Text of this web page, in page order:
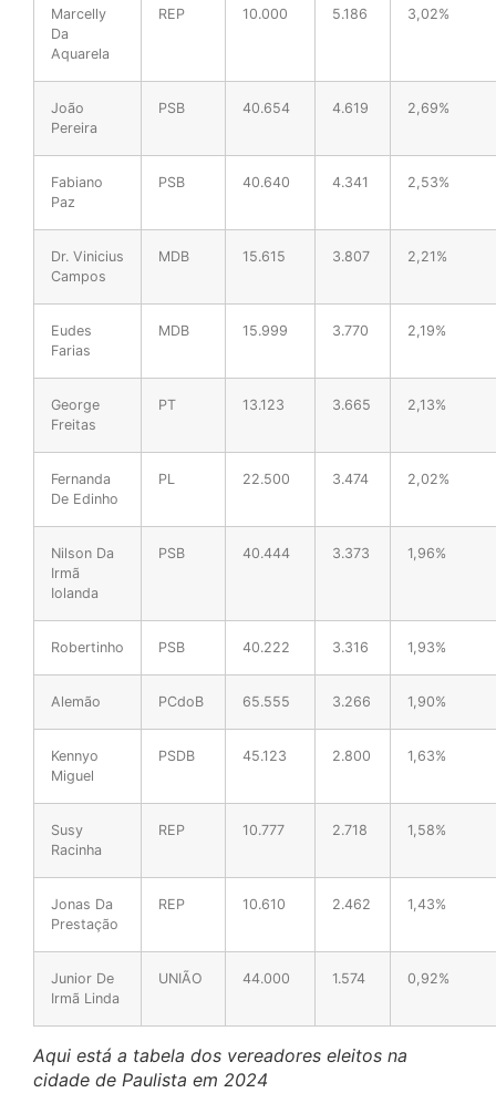
Marcelly
Da
Aquarela
REP 10.000 5.186 3,02%
João
Pereira
PSB 40.654 4.619 2,69%
Fabiano
Paz
PSB 40.640 4.341 2,53%
Dr. Vinicius
Campos
MDB 15.615 3.807 2,21%
Eudes
Farias
MDB 15.999 3.770 2,19%
George
Freitas
PT 13.123 3.665 2,13%
Fernanda
De Edinho
PL 22.500 3.474 2,02%
Nilson Da
Irmã
Iolanda
PSB 40.444 3.373 1,96%
Robertinho PSB 40.222 3.316 1,93%
Alemão PCdoB 65.555 3.266 1,90%
Kennyo
Miguel
PSDB 45.123 2.800 1,63%
Susy
Racinha
REP 10.777 2.718 1,58%
Jonas Da
Prestação
REP 10.610 2.462 1,43%
Junior De
Irmã Linda
UNIÃO 44.000 1.574 0,92%
Aqui está a tabela dos vereadores eleitos na
cidade de Paulista em 2024